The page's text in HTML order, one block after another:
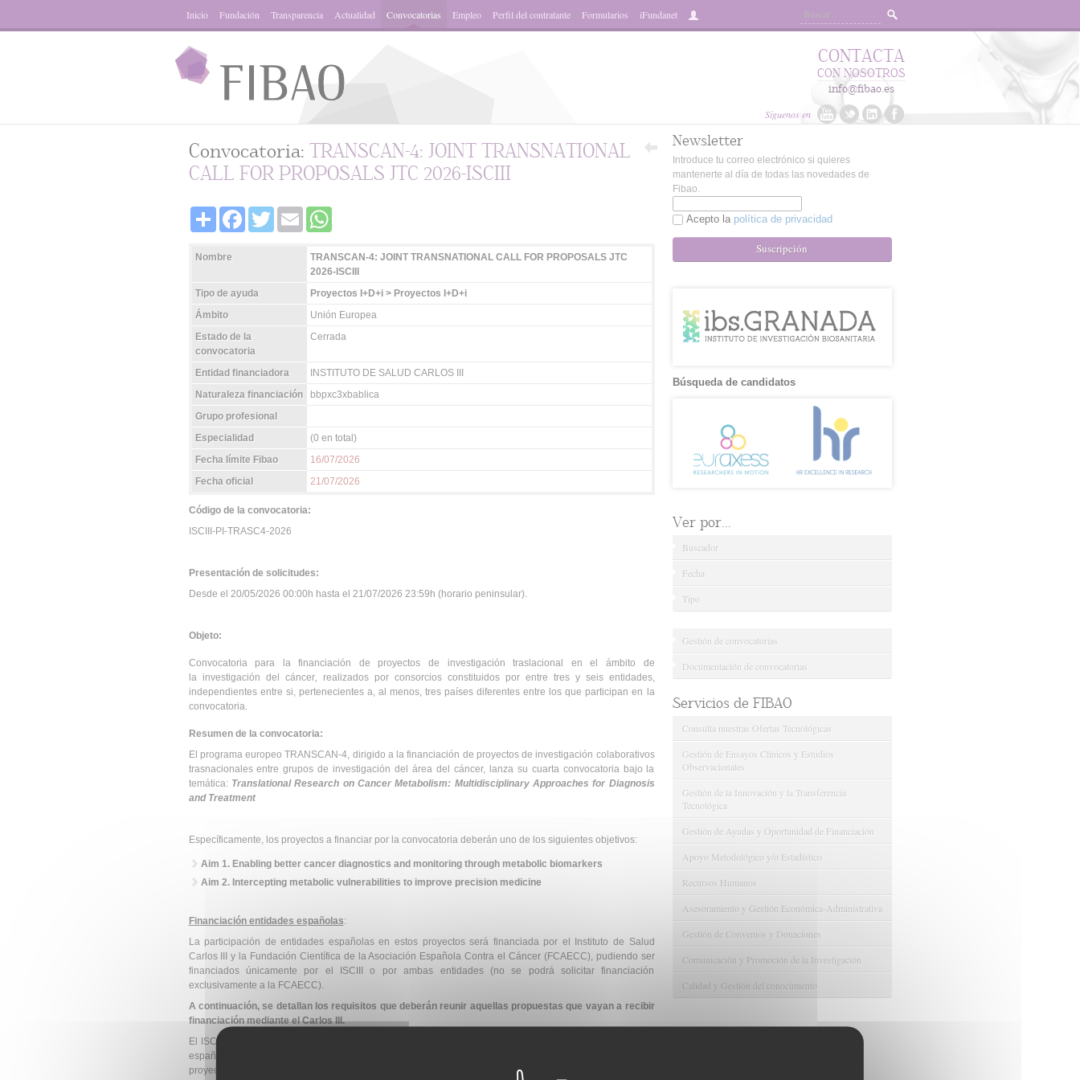
Inicio Fundación Transparencia Actualidad Convocatorias Empleo Perfil del contratante Formularios iFundanet
Síguenos en
CONTACTA
CON NOSOTROS
info@fibao.es
Convocatoria: TRANSCAN-4: JOINT TRANSNATIONAL
CALL FOR PROPOSALS JTC 2026-ISCIII
Share FacebookTwitter Email
Nombre
TRANSCAN-4: JOINT TRANSNATIONAL CALL FOR PROPOSALS JTC
2026-ISCIII
Tipo de ayuda
Proyectos I+D+i > Proyectos I+D+i
Ámbito
Unión Europea
Estado de la
convocatoria
Cerrada
Entidad financiadora
INSTITUTO DE SALUD CARLOS III
Naturaleza financiación
bbpxc3xbablica
Grupo profesional
Especialidad
(0 en total)
Fecha límite Fibao
16/07/2026
Fecha oficial
21/07/2026
Código de la convocatoria:
ISCIII-PI-TRASC4-2026
Presentación de solicitudes:
Desde el 20/05/2026 00:00h hasta el 21/07/2026 23:59h (horario peninsular).
Objeto:
Convocatoria para la financiación de proyectos de investigación traslacional en el ámbito de
la investigación del cáncer,
realizados por consorcios constituidos por entre tres y seis entidades,
independientes entre si, pertenecientes a, al menos, tres países diferentes entre los que participan en la
convocatoria.
Resumen de la convocatoria:
El programa europeo TRANSCAN-4, dirigido a la financiación de proyectos de investigación colaborativos
trasnacionales entre grupos de investigación del área del cáncer, lanza su cuarta convocatoria bajo la
temática:Translational Research on Cancer Metabolism: Multidisciplinary Approaches for Diagnosis
and Treatment
Específicamente, los proyectos a financiar por la convocatoria deberán uno de los siguientes objetivos:
Aim 1. Enabling better cancer diagnostics and monitoring through metabolic biomarkers
Aim 2. Intercepting metabolic vulnerabilities to improve precision medicine
Financiación entidades españolas:
La participación de entidades españolas en estos proyectos será financiada por el Instituto de Salud
Carlos III y la Fundación Científica de la Asociación Española Contra el Cáncer (FCAECC), pudiendo ser
financiados únicamente por el ISCIII o por ambas entidades (no se podrá solicitar financiación
exclusivamente a la FCAECC).
A continuación, se detallan los requisitos que deberán reunir aquellas propuestas que vayan a recibir
financiación mediante el Carlos III.
El ISCIII cuenta con un presupuesto de 1M€ para la financiación de entre 4 y 6 grupos de investigación
españoles participantes en los proyectos, con una financiación de entre 110.000 y 170.000 euros por
proyecto dependiendo del número de entidades españolas participantes en el consocio y su rol en el
Newsletter
Introduce tu correo electrónico si quieres
mantenerte al día de todas las novedades de
Fibao.
Acepto la política de privacidad
Suscripción
Búsqueda de candidatos
Ver por...
Buscador
Fecha
Tipo
Gestión de convocatorias
Documentación de convocatorias
Servicios de FIBAO
Consulta nuestras Ofertas Tecnológicas
Gestión de Ensayos Clínicos y Estudios
Observacionales
Gestión de la Innovación y la Transferencia
Tecnológica
Gestión de Ayudas y Oportunidad de Financiación
Apoyo Metodológico y/o Estadístico
Recursos Humanos
Asesoramiento y Gestión Económica-Administrativa
Gestión de Convenios y Donaciones
Comunicación y Promoción de la Investigación
Calidad y Gestión del conocimiento